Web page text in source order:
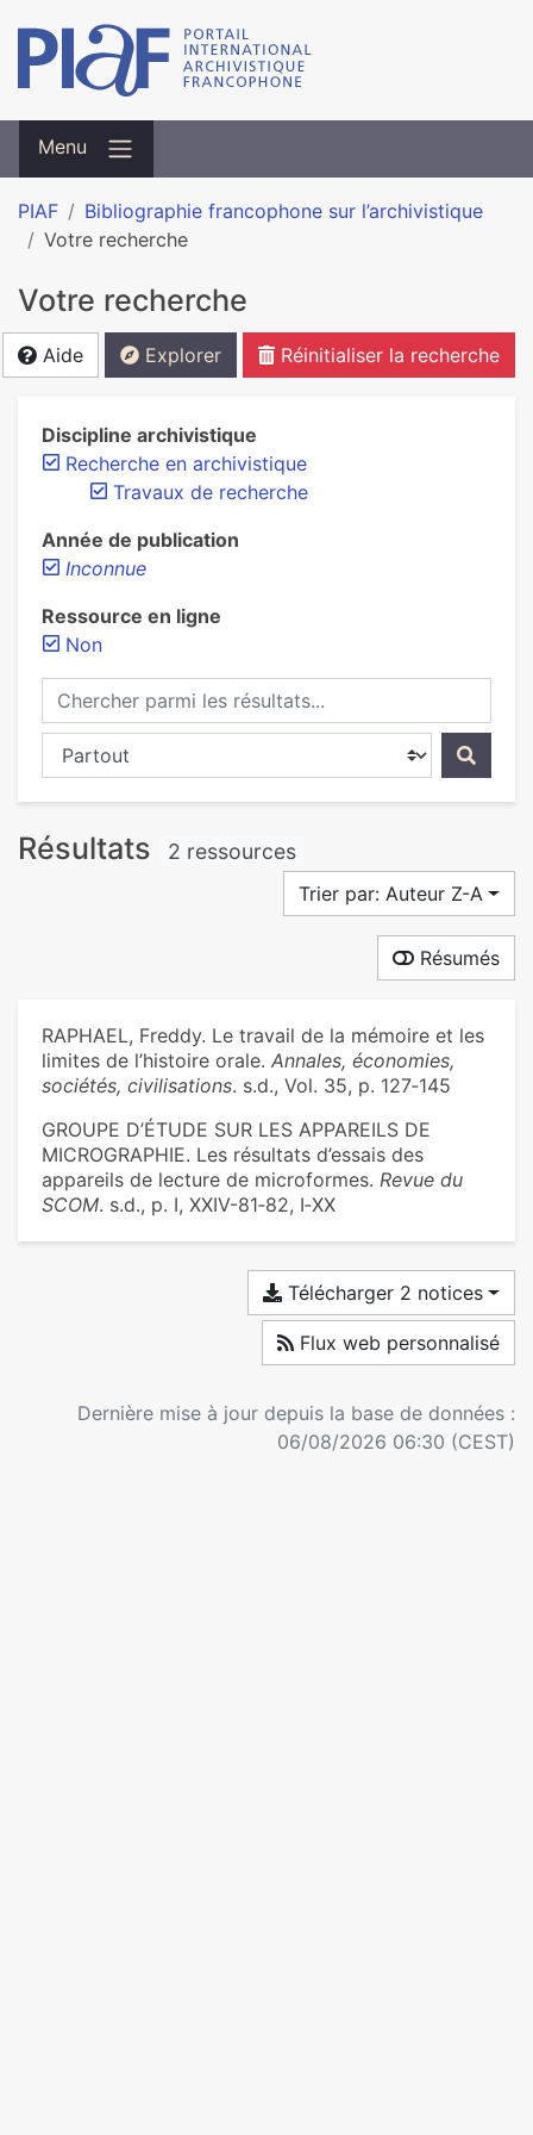
Menu
PIAF
Bibliographie francophone sur l’archivistique
Votre recherche
Votre recherche
Aide Explorer Réinitialiser la recherche
Discipline archivistique
Recherche en archivistique
Travaux de recherche
Année de publication
Inconnue
Ressource en ligne
Non
Chercher parmi les résultats...
Chercher dans...
Résultats 2 ressources
Trier par: Auteur Z-A
Résumés
RAPHAEL, Freddy. Le travail de la mémoire et les
limites de l’histoire orale. Annales, économies,
sociétés, civilisations. s.d., Vol. 35, p. 127‑145
GROUPE D’ÉTUDE SUR LES APPAREILS DE
MICROGRAPHIE. Les résultats d’essais des
appareils de lecture de microformes. Revue du
SCOM. s.d., p. I, XXIV-81‑82, I‑XX
Télécharger 2 notices
Flux web personnalisé
Dernière mise à jour depuis la base de données :
06/08/2026 06:30 (CEST)